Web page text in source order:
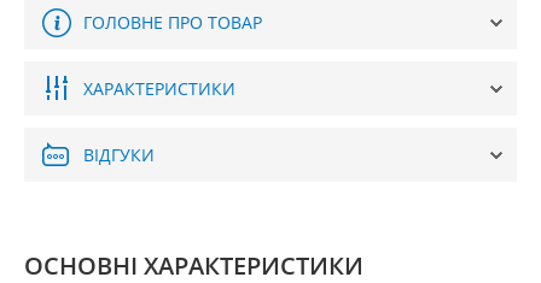
ГОЛОВНЕ ПРО ТОВАР
ХАРАКТЕРИСТИКИ
ВІДГУКИ
ОСНОВНІ ХАРАКТЕРИСТИКИ